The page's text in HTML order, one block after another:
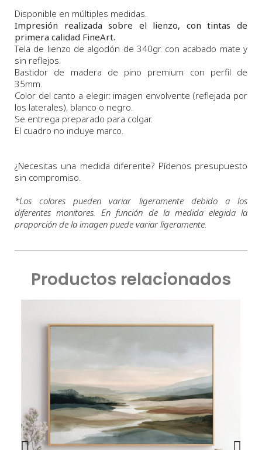
Disponible en múltiples medidas.
Impresión realizada sobre el lienzo, con tintas de
primera calidad FineArt.
Tela de lienzo de algodón de 340gr. con acabado mate y
sin reflejos.
Bastidor de madera de pino premium con perfil de
35mm.
Color del canto a elegir: imagen envolvente (reflejada por
los laterales), blanco o negro.
Se entrega preparado para colgar.
El cuadro no incluye marco.
¿Necesitas una medida diferente? Pídenos presupuesto
sin compromiso.
*Los colores pueden variar ligeramente debido a los
diferentes monitores. En función de la medida elegida la
proporción de la imagen puede variar ligeramente.
Productos relacionados